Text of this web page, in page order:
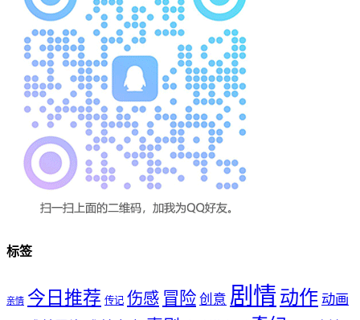
标签
亲情 今日推荐 传记 伤感 冒险 创意 剧情 动作 动画